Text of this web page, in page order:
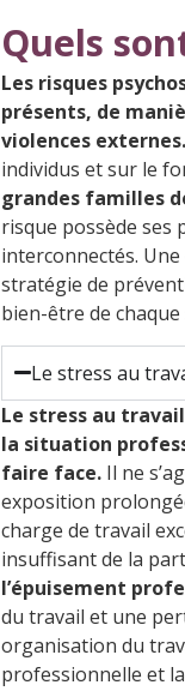
Quels
Les risques
présents, de
violences externes.
individus et sur le
grandes familles
risque possède ses
interconnectés.
stratégie de
bien-être de chaque
Le stress au
Le stress au
la situation
faire face. Il ne
exposition
charge de travail
insuffisant de la
l’épuisement
du travail et une
organisation du
professionnelle et